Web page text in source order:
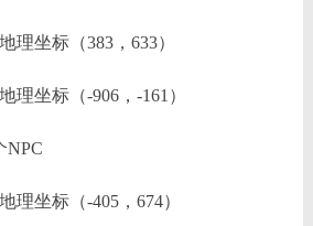
坐标（383，633）
坐标（-906，-161）
NPC
坐标（-405，674）